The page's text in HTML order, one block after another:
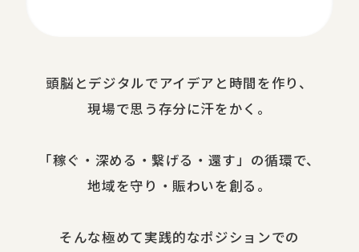
頭脳と​デジタルで​アイデアと​時間を​作り、​
現場で​思う​存分に​汗を​かく。
​「稼ぐ・​深める​・繋げる・還す」の​循環で、​
地域を​守り・​賑わいを​創る。
​そんな​極めて​実践的な​ポジションでの​